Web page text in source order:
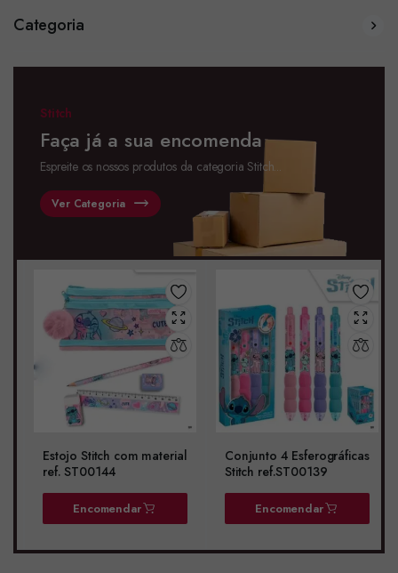
Categoria
Stitch
Faça já a sua encomenda
Espreite os nossos produtos da categoria Stitch...
Ver Categoria
Estojo Stitch com material
ref. ST00144
Encomendar
Conjunto 4 Esferográficas
Stitch ref.ST00139
Encomendar